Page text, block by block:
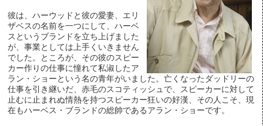
彼は、ハーウッドと彼の愛妻、エリ
ザベスの名前を一つにして、ハーベ
スというブランドを立ち上げました
が、事業としては上手くいきません
でした。ところが、その彼のスピー
カー作りの仕事に憧れて私淑したア
ラン・ショーという名の青年がいました。亡くなったダッドリーの
仕事を引き継いだ、赤毛のスコティッシュで、スピーカーに対して
止むに止まれぬ情熱を持つスピーカー狂いの好漢、その人こそ、現
在もハーベス・ブランドの総帥であるアラン・ショーです。